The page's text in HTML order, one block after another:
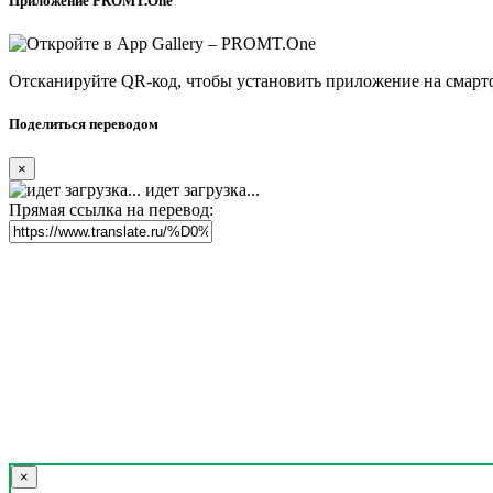
Отсканируйте QR-код, чтобы установить приложение на
Поделиться переводом
×
идет загрузка...
Прямая ссылка на перевод:
×